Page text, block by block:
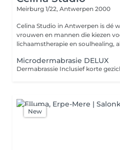
Meirburg 1/22, Antwerpen 2000
Celina Studio in Antwerpen is dé
vrouwen en mannen die kiezen
lichaamstherapie en soulhealing,
Microdermabrasie DELUX
New